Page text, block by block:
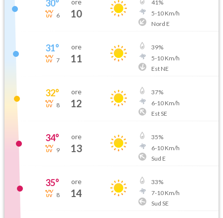
30°
6
ore
10
41%
5-10Km/h
Nord E
31°
7
ore
11
39%
5-10Km/h
Est NE
32°
8
ore
12
37%
6-10Km/h
Est SE
34°
9
ore
13
35%
6-10Km/h
Sud E
35°
8
ore
14
33%
7-10Km/h
Sud SE